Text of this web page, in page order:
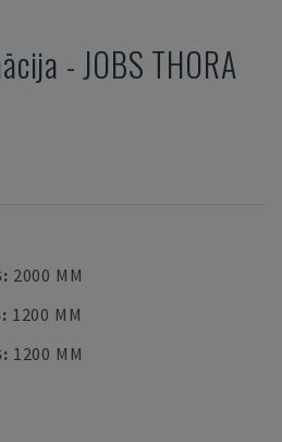
-JOBS THORA
: 2000 MM
: 1200 MM
: 1200 MM